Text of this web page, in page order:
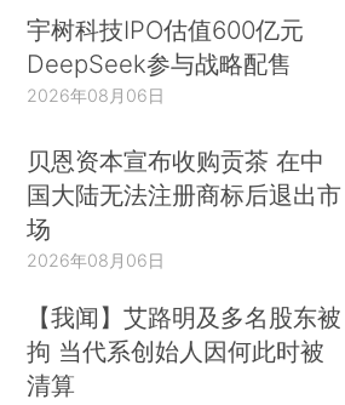
宇树科技IPO估值600亿元
DeepSeek参与战略配售
2026年08月06日
贝恩资本宣布收购贡茶 在中
国大陆无法注册商标后退出市
场
2026年08月06日
【我闻】艾路明及多名股东被
拘 当代系创始人因何此时被
清算